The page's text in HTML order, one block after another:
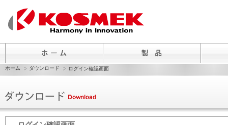
ホーム ダウンロード ログイン確認画面